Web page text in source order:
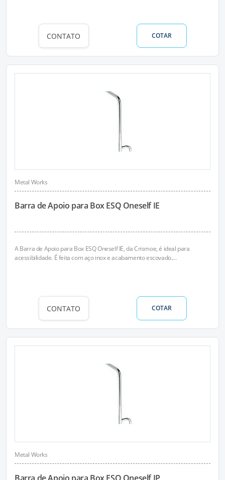
CONTATO COTAR
Metal Works
Barra de Apoio para Box ESQ Oneself IE
A Barra de Apoio para Box ESQ Oneself IE, da Crismoe, é ideal para
acessibilidade. É feita com aço inox e acabamento escovado....
CONTATO COTAR
Metal Works